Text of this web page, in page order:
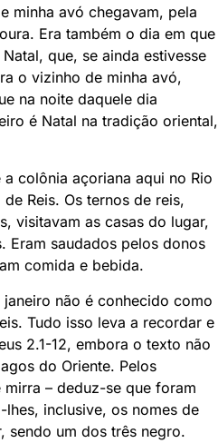
minha avó chegavam, pela
Era também o dia em que
que, se ainda estivesse
o vizinho de minha avó,
na noite daquele dia
é Natal na tradição oriental,
colônia açoriana aqui no Rio
Reis. Os ternos de reis,
visitavam as casas do lugar,
Eram saudados pelos donos
comida e bebida.
não é conhecido como
Tudo isso leva a recordar e
2.1-12, embora o texto não
do Oriente. Pelos
– deduz-se que foram
inclusive, os nomes de
sendo um dos três negro.